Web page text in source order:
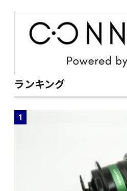
ランキング
1